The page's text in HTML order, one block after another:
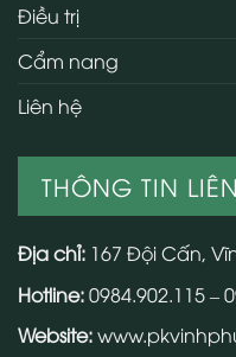
Điều trị
Cẩm nang
Liên hệ
THÔNG TIN
Địa chỉ: 167 Đội Cấn,
Hotline:0984.902.115 –
Website: